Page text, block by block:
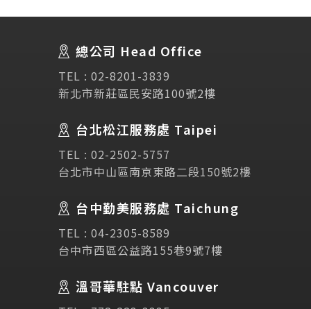
諮詢表單
立即諮詢
講座活動
Testimonial
Links 相關連結
使用條款 免責聲明 隱私權保護政策
總公司 Head Office
TEL : 02-8201-3839
新北市新莊區民安路100號2樓
台北松江服務處 Taipei
TEL : 02-2502-5757
台北市中山區南京東路二段150號2樓
台中勤美服務處 Taichung
TEL : 04-2305-8589
台中市西區公益路155巷9號7樓
溫哥華駐點 Vancouver